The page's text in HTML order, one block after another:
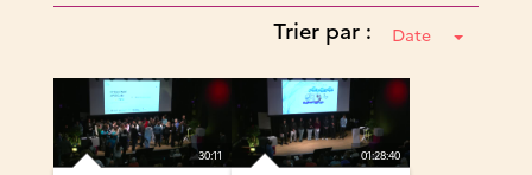
Trier par : Date
30:11 01:28:40